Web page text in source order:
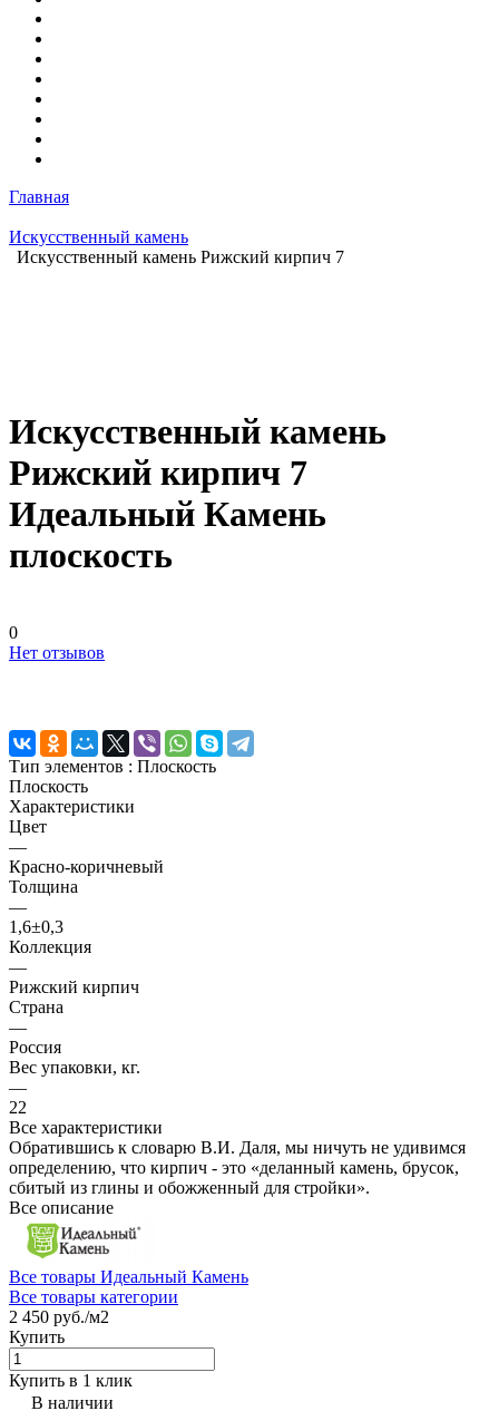
Главная
Искусственный камень
Искусственный камень Рижский кирпич 7
Искусственный камень
Рижский кирпич 7
Идеальный Камень
плоскость
0
Нет отзывов
Тип элементов : Плоскость
Плоскость
Характеристики
Цвет
—
Красно-коричневый
Толщина
—
1,6±0,3
Коллекция
—
Рижский кирпич
Страна
—
Россия
Вес упаковки, кг.
—
22
Все характеристики
Обратившись к словарю В.И. Даля, мы ничуть не удивимся
определению, что кирпич - это «деланный камень, брусок,
сбитый из глины и обожженный для стройки».
Все описание
Все товары Идеальный Камень
Все товары категории
2 450 руб./м2
Купить
Купить в 1 клик
В наличии